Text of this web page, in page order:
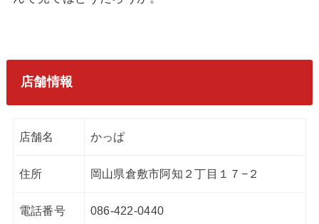
店舗情報
店舗名 かっぱ
住所 岡山県倉敷市阿知２丁目１７−２
電話番号 086-422-0440